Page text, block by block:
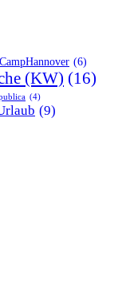
(6)
(KW) (16)
(4)
(9)